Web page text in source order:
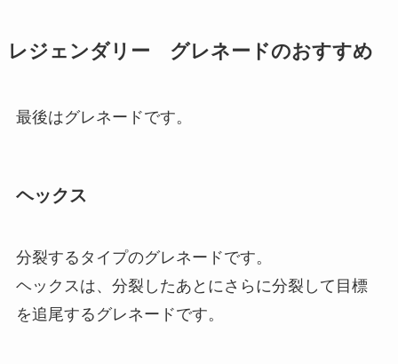
レジェンダリー グレネードのおすすめ
最後はグレネードです。
ヘックス
分裂するタイプのグレネードです。
ヘックスは、分裂したあとにさらに分裂して目標
を追尾するグレネードです。